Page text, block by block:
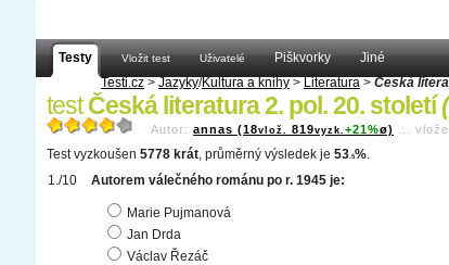
Testy Vložit test Uživatelé Piškvorky
Jiné
Testi.cz > Jazyky/Kultura a knihy > Literatura > Česká
testČeská literatura 2. pol. 20. století(
Autor: annas (18vlož. 819vyzk. +21%ø)
Test vyzkoušen 5778 krát, průměrný výsledek je 53 .5%.
Autorem válečného románu po r. 1945 je:
Marie Pujmanová
Jan Drda
Václav Řezáč